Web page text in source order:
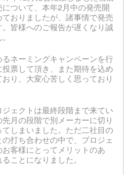
ついて、本年2月中の発売開
おりましたが、諸事情で発売
皆様へのご報告が遅くなり誠
ネーミングキャンペーンを行
票して頂き、また期待を込め
り、大変心苦しく思っており
ェクトは最終段階まで来てい
月の段階で別メーカーに切り
しまいました。ただ二社目の
打ち合わせの中で、プロジェ
客様にとってメリットのあ
ことになりました。